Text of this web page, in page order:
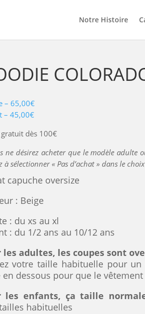
Notre Histoire
– 65,00€
– 45,00€
dès 100€
ne désirez acheter que le modèle adulte
à sélectionner « Pas d’achat » dans le
capuche oversize
: Beige
: du xs au xl
: du 1/2 ans au 10/12 ans
les adultes, les coupes sont
votre taille habituelle pour
dessous pour que le
les enfants, ça taille
habituelles